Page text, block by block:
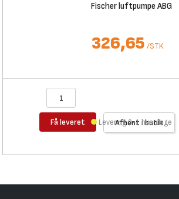
Fischer luftpumpe ABG
326,65 /STK
Få leveret Afhent i butik
Levering 0-1 hverdage